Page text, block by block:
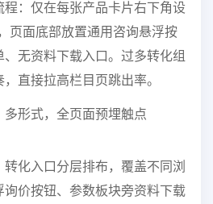
：仅在每张产品卡片右下角设
页面底部放置通用咨询悬浮按
无资料下载入口。过多转化组
直接拉高栏目页跳出率。
形式，全页面预埋触点
化入口分层排布，覆盖不同浏
询价按钮、参数板块旁资料下载